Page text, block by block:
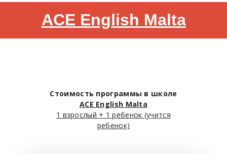
ACE English Malta
Стоимость программы в школе
ACE English Malta
1 взрослый + 1 ребенок (учится
ребенок)